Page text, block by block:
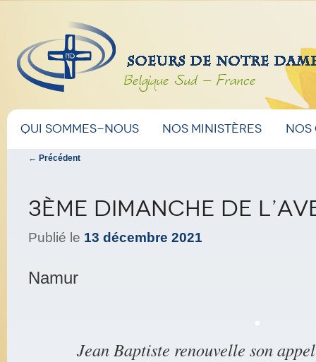
Belgique Sud – France
Menu
principal
Aller
au
contenu
principal
Aller
au
contenu
secondaire
Qui sommes-nous Nos ministères
Navigation
← Précédent
3ème dimanche de
Publié le 13 décembre 2021
Namur
Jean Baptiste renouvelle son